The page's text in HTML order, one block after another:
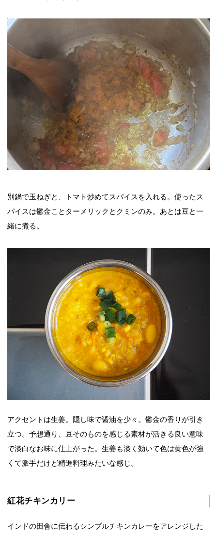
別鍋で玉ねぎと、トマト炒めてスパイスを入れる。使ったス
パイスは鬱金ことターメリックとクミンのみ。あとは豆と一
緒に煮る。
アクセントは生姜。隠し味で醤油を少々。鬱金の香りが引き
立つ。予想通り、豆そのものを感じる素材が活きる良い意味
で淡白なお味に仕上がった。生姜も淡く効いて色は黄色が強
くて派手だけど精進料理みたいな感じ。
紅花チキンカリー
インドの田舎に伝わるシンプルチキンカレーをアレンジした